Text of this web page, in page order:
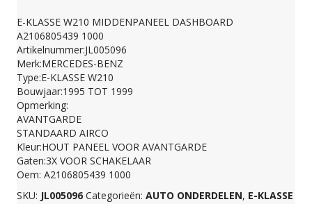
W210
MIDDENPANEEL
DASHBOARD
A2106805439
1000
E-KLASSE W210 MIDDENPANEEL DASHBOARD
A2106805439 1000
Artikelnummer:JL005096
Merk:MERCEDES-BENZ
Type:E-KLASSE W210
Bouwjaar:1995 TOT 1999
Opmerking:
AVANTGARDE
STANDAARD AIRCO
Kleur:HOUT PANEEL VOOR AVANTGARDE
Gaten:3X VOOR SCHAKELAAR
Oem: A2106805439 1000
SKU: JL005096 Categorieën: AUTO ONDERDELEN, E-KLASSE